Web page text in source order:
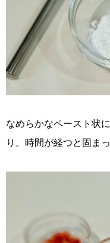
なめらかなペースト状
り。時間が経つと固ま